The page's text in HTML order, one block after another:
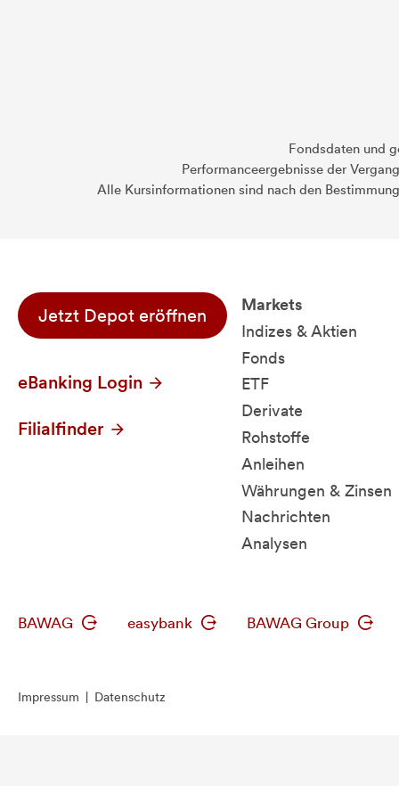
Fondsdaten und
Performanceergebnisse der
Alle Kursinformationen sind nach den
Jetzt Depot eröffnen
eBanking Login
Filialfinder
Markets
Indizes & Aktien
Fonds
ETF
Derivate
Rohstoffe
Anleihen
Währungen & Zinsen
Nachrichten
Analysen
BAWAG easybank BAWAG Group
Impressum Datenschutz